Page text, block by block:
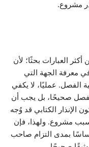
مشروع.
العبارات بحثًا؛ لأن
معرفة الجهة التي
الفصل. عمليًا، لا يكفي
صحيحًا، بل يجب أن
الإنذار الكتابي قد وُجه
مشروع. ولهذا، فإن
بمدى التزام صاحب